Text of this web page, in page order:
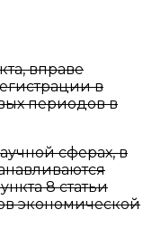
вправе
в
периодов в
сферах, в
8 статьи
экономической